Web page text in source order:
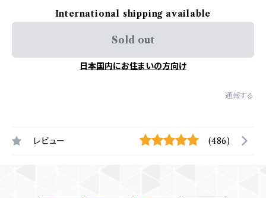
International shipping available
Sold out
日本国内にお住まいの方向け
通報する
レビュー (486)